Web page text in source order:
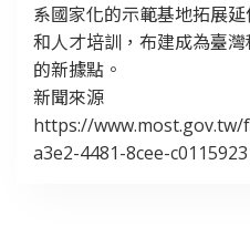
系國家化的示範基地拓展
和人才培訓，布建成為臺
的新據點。
新聞來源
https://
a3e2-4481-8cee-